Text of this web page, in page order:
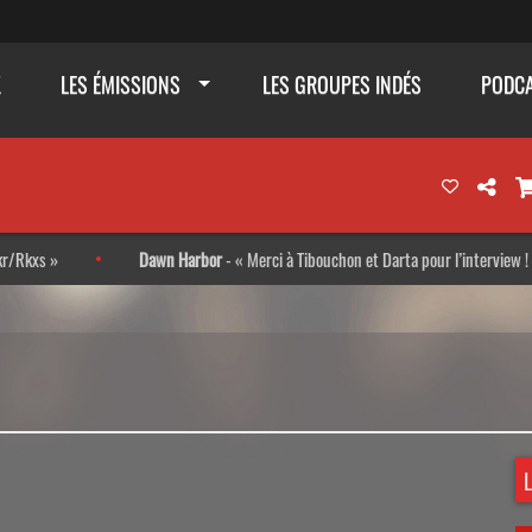
LES ÉMISSIONS LES GROUPES INDÉS
Dawn Harbor Merci à Tibouchon et Darta pour l’interview ! Très bon